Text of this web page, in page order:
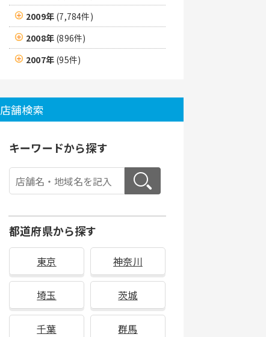
2009年 (7,784件)
2008年 (896件)
2007年 (95件)
店舗検索
キーワードから探す
都道府県から探す
東京 神奈川
埼玉 茨城
千葉 群馬